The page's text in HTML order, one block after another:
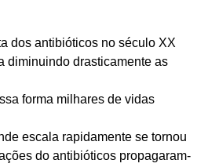
dos antibióticos no século XX
diminuindo drasticamente as
forma milhares de vidas
escala rapidamente se tornou
do antibióticos propagaram-